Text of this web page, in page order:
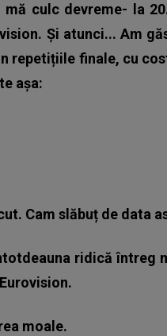
mă culc devreme- la
Și atunci... Am
repetițiile finale, cu
așa:
Cam slăbuț de data
ridică întreg
moale.